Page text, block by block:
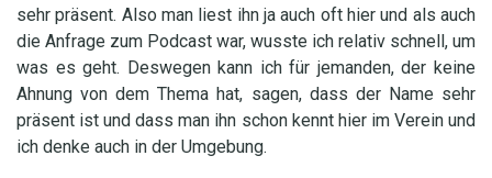
sehr präsent. Also man liest ihn ja auch oft hier und als auch
die Anfrage zum Podcast war, wusste ich relativ schnell, um
was es geht. Deswegen kann ich für jemanden, der keine
Ahnung von dem Thema hat, sagen, dass der Name sehr
präsent ist und dass man ihn schon kennt hier im Verein und
ich denke auch in der Umgebung.